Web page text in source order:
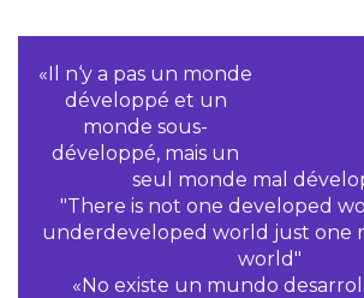
«Il n‘y a pas un monde
développé et un
monde sous-
développé, mais un
seul monde mal
"There is not one developed
underdeveloped world just one
world"
«No existe un mundo